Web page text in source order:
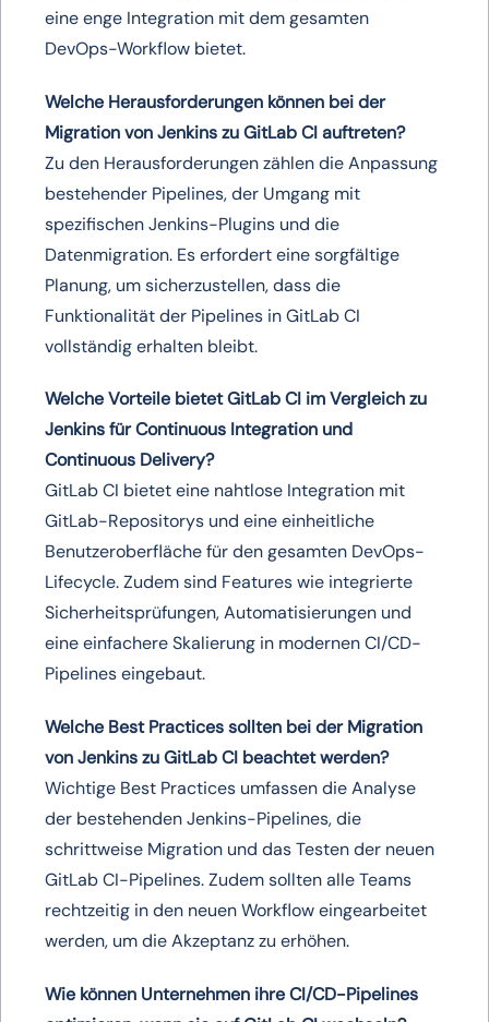
eine enge Integration mit dem gesamten
DevOps-Workflow bietet.
Welche Herausforderungen können bei der
Migration von Jenkins zu GitLab CI auftreten?
Zu den Herausforderungen zählen die Anpassung
bestehender Pipelines, der Umgang mit
spezifischen Jenkins-Plugins und die
Datenmigration. Es erfordert eine sorgfältige
Planung, um sicherzustellen, dass die
Funktionalität der Pipelines in GitLab CI
vollständig erhalten bleibt.
Welche Vorteile bietet GitLab CI im Vergleich zu
Jenkins für Continuous Integration und
Continuous Delivery?
GitLab CI bietet eine nahtlose Integration mit
GitLab-Repositorys und eine einheitliche
Benutzeroberfläche für den gesamten DevOps-
Lifecycle. Zudem sind Features wie integrierte
Sicherheitsprüfungen, Automatisierungen und
eine einfachere Skalierung in modernen CI/CD-
Pipelines eingebaut.
Welche Best Practices sollten bei der Migration
von Jenkins zu GitLab CI beachtet werden?
Wichtige Best Practices umfassen die Analyse
der bestehenden Jenkins-Pipelines, die
schrittweise Migration und das Testen der neuen
GitLab CI-Pipelines. Zudem sollten alle Teams
rechtzeitig in den neuen Workflow eingearbeitet
werden, um die Akzeptanz zu erhöhen.
Wie können Unternehmen ihre CI/CD-Pipelines